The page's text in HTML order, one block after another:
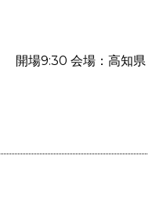
開場9:30 会場：高知県